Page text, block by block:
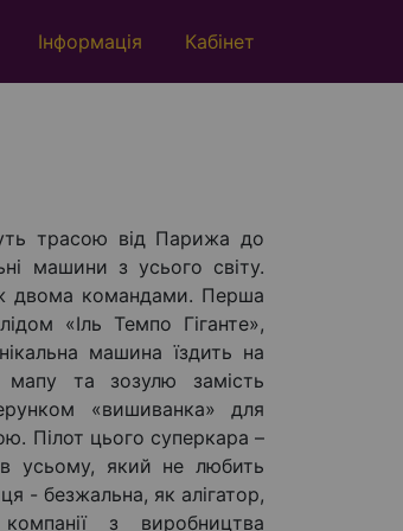
Інформація Кабінет
трасою від Парижа до
машини з усього світу.
двома командами. Перша
«Іль Темпо Гіганте»,
машина їздить на
мапу та зозулю замість
«вишиванка» для
Пілот цього суперкара –
усьому, який не любить
- безжальна, як алігатор,
з виробництва